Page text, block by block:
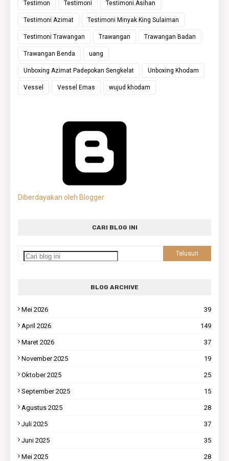
Testimon Testimoni Testimoni Asihan
Testimoni Azimat Testimoni Minyak King Sulaiman
Testimoni Trawangan Trawangan Trawangan Badan
Trawangan Benda uang
Unboxing Azimat Padepokan Sengkelat Unboxing Khodam
Vessel Vessel Emas wujud khodam
Diberdayakan oleh Blogger
CARI BLOG INI
BLOG ARCHIVE
Mei 2026 39
April 2026 149
Maret 2026 37
November 2025 19
Oktober 2025 25
September 2025 15
Agustus 2025 28
Juli 2025 37
Juni 2025 35
Mei 2025 28